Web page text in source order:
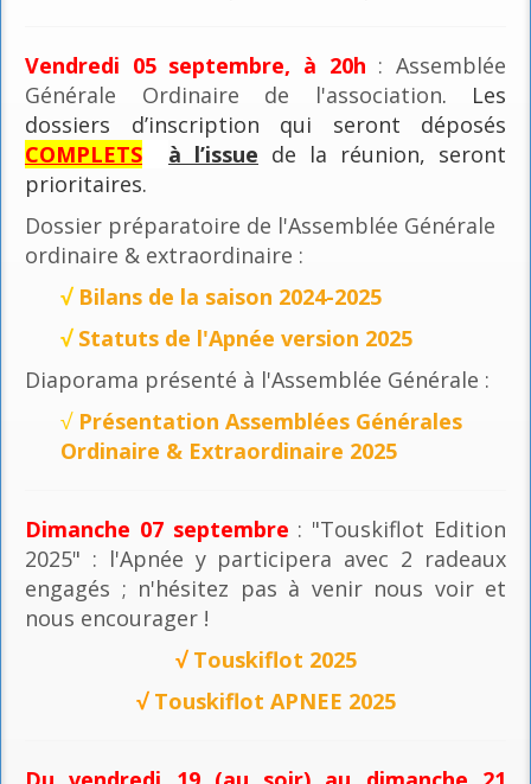
Vendredi 05 septembre, à 20h : Assemblée
Générale Ordinaire de l'association. Les
dossiers d’inscription qui seront déposés
COMPLETS
à l’issue de la réunion, seront
prioritaires.
Dossier préparatoire de l'Assemblée Générale
ordinaire & extraordinaire :
√ Bilans de la saison 2024-2025
√ Statuts de l'Apnée version 2025
Diaporama présenté à l'Assemblée Générale :
√ Présentation Assemblées Générales
Ordinaire & Extraordinaire 2025
Dimanche 07 septembre : "Touskiflot Edition
2025" : l'Apnée y participera avec 2 radeaux
engagés ; n'hésitez pas à venir nous voir et
nous encourager !
√ Touskiflot 2025
√ Touskiflot APNEE 2025